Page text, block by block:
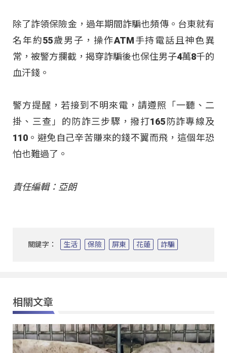
除了詐領保險金，過年期間詐騙也頻傳。台東就有
名年約55歲男子，操作ATM手持電話且神色異
常，被警方攔截，揭穿詐騙後也保住男子4萬8千的
血汗錢。
警方提醒，若接到不明來電，請遵照「一聽、二
掛、三查」的防詐三步驟，撥打165防詐專線及
110。避免自己辛苦賺來的錢不翼而飛，這個年恐
怕也難過了。
責任編輯：亞朗
關鍵字： 生活 保險 屏東 花蓮 詐騙
相關文章